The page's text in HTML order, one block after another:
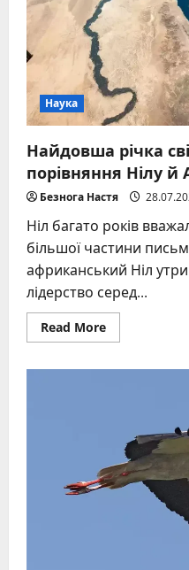
Наука
Найдовша річка
порівняння Нілу й
Безнога Настя
Ніл багато років
більшої частини
африканський Ніл
лідерство серед...
Read MoreRead
more
порівняння
Нілу
Амазонки